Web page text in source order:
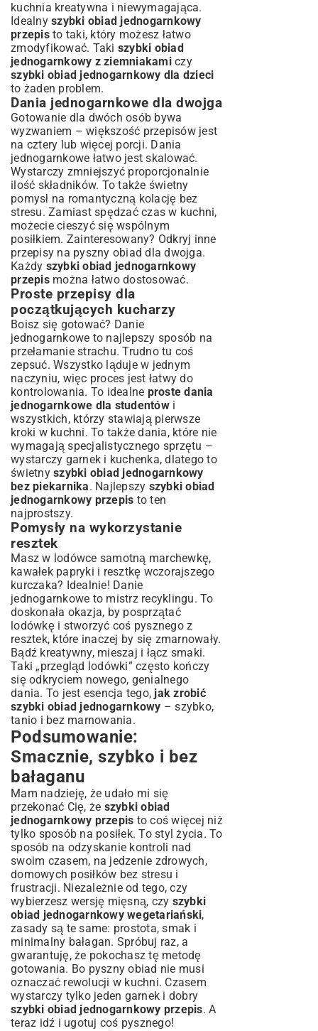
kuchnia kreatywna i niewymagająca.
Idealny szybki obiad jednogarnkowy
przepisto taki, który możesz łatwo
zmodyfikować. Taki szybki obiad
jednogarnkowy z ziemniakamiczy
szybki obiad jednogarnkowy dla dzieci
to żaden problem.
Dania jednogarnkowe dla dwojga
Gotowanie dla dwóch osób bywa
wyzwaniem – większość przepisów jest
na cztery lub więcej porcji. Dania
jednogarnkowe łatwo jest skalować.
Wystarczy zmniejszyć proporcjonalnie
ilość składników. To także świetny
pomysł na romantyczną kolację bez
stresu. Zamiast spędzać czas w kuchni,
możecie cieszyć się wspólnym
posiłkiem. Zainteresowany? Odkryj inne
przepisy na pyszny obiad dla dwojga.
Każdy szybki obiad jednogarnkowy
przepismożna łatwo dostosować.
Proste przepisy dla
początkujących kucharzy
Boisz się gotować? Danie
jednogarnkowe to najlepszy sposób na
przełamanie strachu. Trudno tu coś
zepsuć. Wszystko ląduje w jednym
naczyniu, więc proces jest łatwy do
kontrolowania. To idealne proste dania
jednogarnkowe dla studentówi
wszystkich, którzy stawiają pierwsze
kroki w kuchni. To także dania, które nie
wymagają specjalistycznego sprzętu –
wystarczy garnek i kuchenka, dlatego to
świetny szybki obiad jednogarnkowy
bez piekarnika. Najlepszy szybki obiad
jednogarnkowy przepis to ten
najprostszy.
Pomysły na wykorzystanie
resztek
Masz w lodówce samotną marchewkę,
kawałek papryki i resztkę wczorajszego
kurczaka? Idealnie! Danie
jednogarnkowe to mistrz recyklingu. To
doskonała okazja, by posprzątać
lodówkę i stworzyć coś pysznego z
resztek, które inaczej by się zmarnowały.
Bądź kreatywny, mieszaj i łącz smaki.
Taki „przegląd lodówki” często kończy
się odkryciem nowego, genialnego
dania. To jest esencja tego, jak zrobić
szybki obiad jednogarnkowy – szybko,
tanio i bez marnowania.
Podsumowanie:
Smacznie, szybko i bez
bałaganu
Mam nadzieję, że udało mi się
przekonać Cię, że szybki obiad
jednogarnkowy przepis to coś więcej niż
tylko sposób na posiłek. To styl życia. To
sposób na odzyskanie kontroli nad
swoim czasem, na jedzenie zdrowych,
domowych posiłków bez stresu i
frustracji. Niezależnie od tego, czy
wybierzesz wersję mięsną, czy szybki
obiad jednogarnkowy wegetariański,
zasady są te same: prostota, smak i
minimalny bałagan. Spróbuj raz, a
gwarantuję, że pokochasz tę metodę
gotowania. Bo pyszny obiad nie musi
oznaczać rewolucji w kuchni. Czasem
wystarczy tylko jeden garnek i dobry
szybki obiad jednogarnkowy przepis. A
teraz idź i ugotuj coś pysznego!